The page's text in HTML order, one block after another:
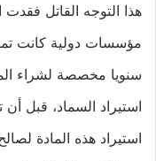
هذا التوجه القاتل
سنويا مخصصة لشراء
استيراد السماد، قبل
استيراد هذه المادة